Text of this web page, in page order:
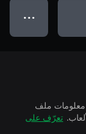
● ● ●
معلومات ملف
تعرّف على